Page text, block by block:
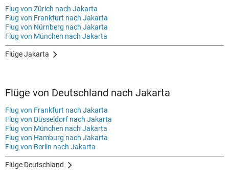
Flug von Zürich nach Jakarta
Flug von Frankfurt nach Jakarta
Flug von Nürnberg nach Jakarta
Flug von München nach Jakarta
Flüge Jakarta
Flüge von Deutschland nach Jakarta
Flug von Frankfurt nach Jakarta
Flug von Düsseldorf nach Jakarta
Flug von München nach Jakarta
Flug von Hamburg nach Jakarta
Flug von Berlin nach Jakarta
Flüge Deutschland